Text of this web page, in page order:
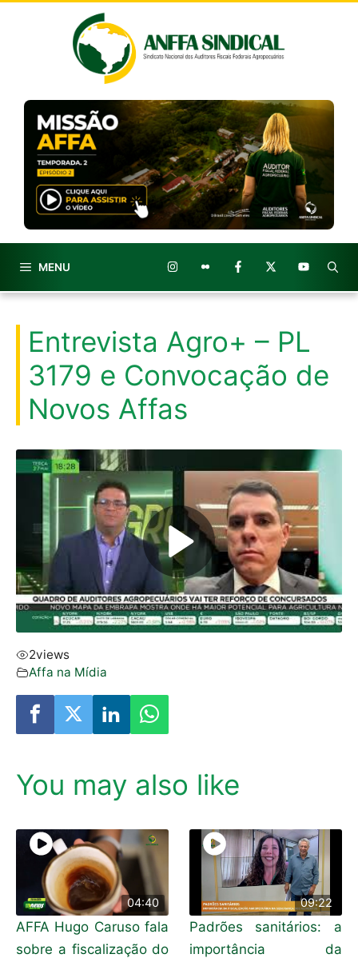
MENU
Entrevista Agro+ – PL
3179 e Convocação de
Novos Affas
2views
Affa na Mí­dia
You may also like
04:40
AFFA Hugo Caruso fala
sobre a fiscalização do
09:22
Padrões sanitários: a
importância da